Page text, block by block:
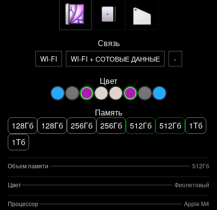
Связь
WI-FI WI-FI + СОТОВЫЕ ДАННЫЕ -
Цвет
Память
128Гб
128Гб 256Гб 256Гб 512Гб 512Гб
1Тб
1Тб
Объем памяти 512Гб
Цвет Фиолетовый
Процессор Apple M4